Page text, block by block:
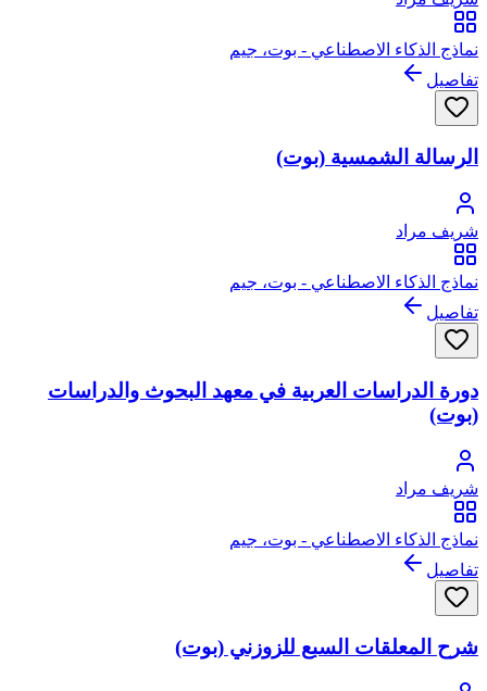
نماذج الذكاء الاصطناعي - بوت، جيم
تفاصيل
الرسالة الشمسية (بوت)
شريف مراد
نماذج الذكاء الاصطناعي - بوت، جيم
تفاصيل
دورة الدراسات العربية في معهد البحوث والدراسات
(بوت)
شريف مراد
نماذج الذكاء الاصطناعي - بوت، جيم
تفاصيل
شرح المعلقات السبع للزوزني (بوت)